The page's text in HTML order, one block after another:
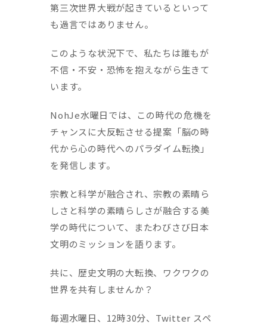
第三次世界大戦が起きているといって
も過言ではありません。
このような状況下で、私たちは誰もが
不信・不安・恐怖を抱えながら生きて
います。
NohJe水曜日では、この時代の危機を
チャンスに大反転させる提案「脳の時
代から心の時代へのパラダイム転換」
を発信します。
宗教と科学が融合され、宗教の素晴ら
しさと科学の素晴らしさが融合する美
学の時代について、またわびさび日本
文明のミッションを語ります。
共に、歴史文明の大転換、ワクワクの
世界を共有しませんか？
毎週水曜日、12時30分、Twitter スペ